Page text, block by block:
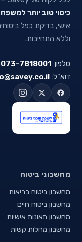
כיסוי טוב יותר
אישי, בדיקת כפל
וללא התחייבות.
טלפון: 073-7818001
דוא"ל:
מחשבוני ביטוח
מחשבון ביטוח בריאות
מחשבון ביטוח חיים
מחשבון תאונות אישיות
מחשבון מחלות קשות